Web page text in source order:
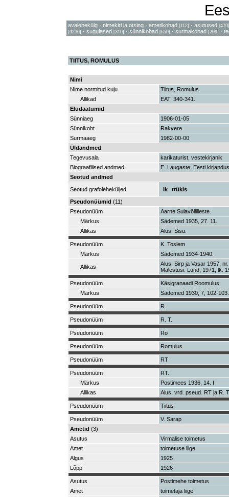
avalehekülg · nimekiri ja otsing · ametikohad [112] · asutused [470]
[9236] · sugulased [310] · sünnikohad [650] · surmakohad [209] ·
TIITUS, ROMULUS
Nimi
Nime normitud kuju
Tiitus, Romulus
Allikad
EAT, 340-341.
Eludaatumid
Sünniaeg
1906-01-05
Sünnikoht
Rakvere
Surmaaeg
1982-00-00
Üldandmed
Tegevusala
karikaturist, vestekirjanik
Biograafilised andmed
E. Laugaste. Eesti
Seotud andmed
Seotud grafoleheküljed
lk
trükis
Pseudonüümid (11)
Pseudonüüm
Aarne Sulavõililleste.
Märkus
Sädemed 1935, 27. 11.
Allikas
Alus: Sisu.
Pseudonüüm
K. Toslem
Märkus
Sädemed 1934-1940.
Allikas
Alus: Sirp ja Vasar 1957,
Mälestusi. Lund, 1971, lk.
Pseudonüüm
Käsigranaadi Roomulus
Märkus
Sädemed 1930, 7, 102-103.
Pseudonüüm R.
Pseudonüüm R. T.
Pseudonüüm Ro
Pseudonüüm Romulus.
Pseudonüüm RT
Pseudonüüm
RT.
Märkus
Postimees 1936, 14. I
Allikas
Alus: vrd. pseud. RT ja R.
Pseudonüüm Tiitus
Pseudonüüm
V. Sarap
Ametid (3)
Asutus
Virmalise toimetus
Amet
toimetuse liige
Algus
1925
Lõpp
1926
Asutus
Postimehe toimetus
Amet
toimetaja liige